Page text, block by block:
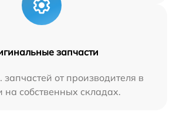
запчасти
запчастей от производителя в
на собственных складах.